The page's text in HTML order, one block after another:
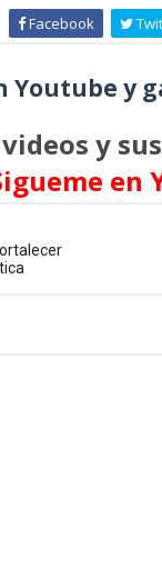
Facebook
Youtube y
videos y
en